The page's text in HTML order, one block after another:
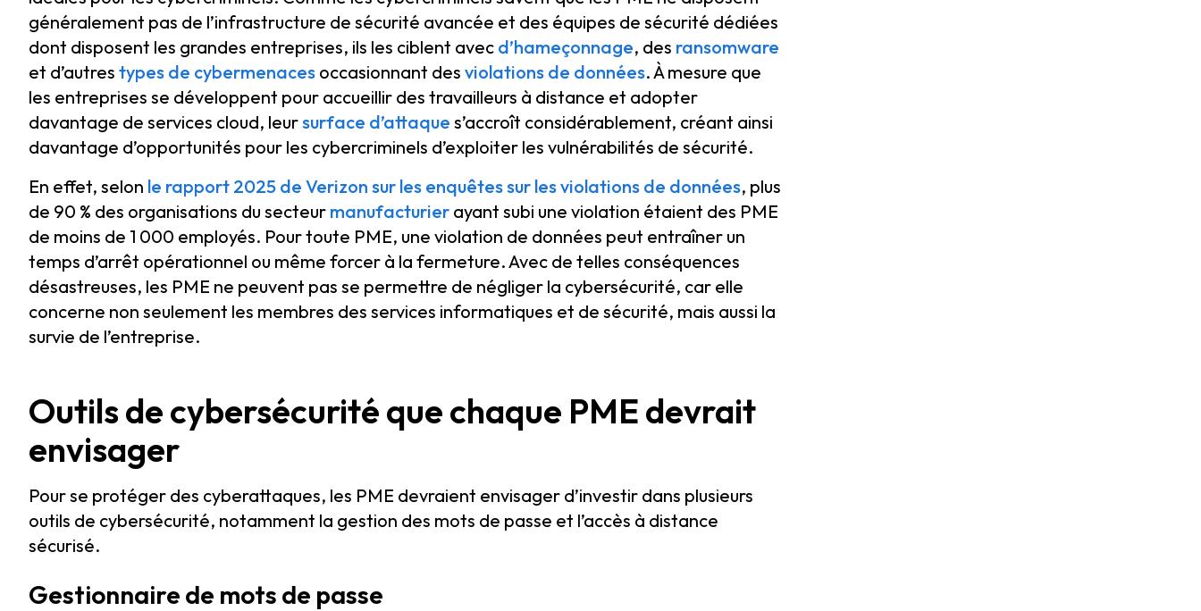
généralement pas de l’infrastructure de sécurité avancée et des équipes de sécurité dédiées
dont disposent les grandes entreprises, ils les ciblent avec d’hameçonnage, des ransomware
et d’autres types de cybermenaces occasionnant des violations de données. À mesure que
les entreprises se développent pour accueillir des travailleurs à distance et adopter
davantage de services cloud, leursurface d’attaque s’accroît considérablement, créant ainsi
davantage d’opportunités pour les cybercriminels d’exploiter les vulnérabilités de sécurité.
En effet, selon le rapport 2025 de Verizon sur les enquêtes sur les violations de données, plus
de 90 % des organisations du secteur manufacturier ayant subi une violation étaient des PME
de moins de 1 000 employés. Pour toute PME, une violation de données peut entraîner un
temps d’arrêt opérationnel ou même forcer à la fermeture. Avec de telles conséquences
désastreuses, les PME ne peuvent pas se permettre de négliger la cybersécurité, car elle
concerne non seulement les membres des services informatiques et de sécurité, mais aussi la
survie de l’entreprise.
Outils de cybersécurité que chaque PME devrait
envisager
Pour se protéger des cyberattaques, les PME devraient envisager d’investir dans plusieurs
outils de cybersécurité, notamment la gestion des mots de passe et l’accès à distance
sécurisé.
Gestionnaire de mots de passe